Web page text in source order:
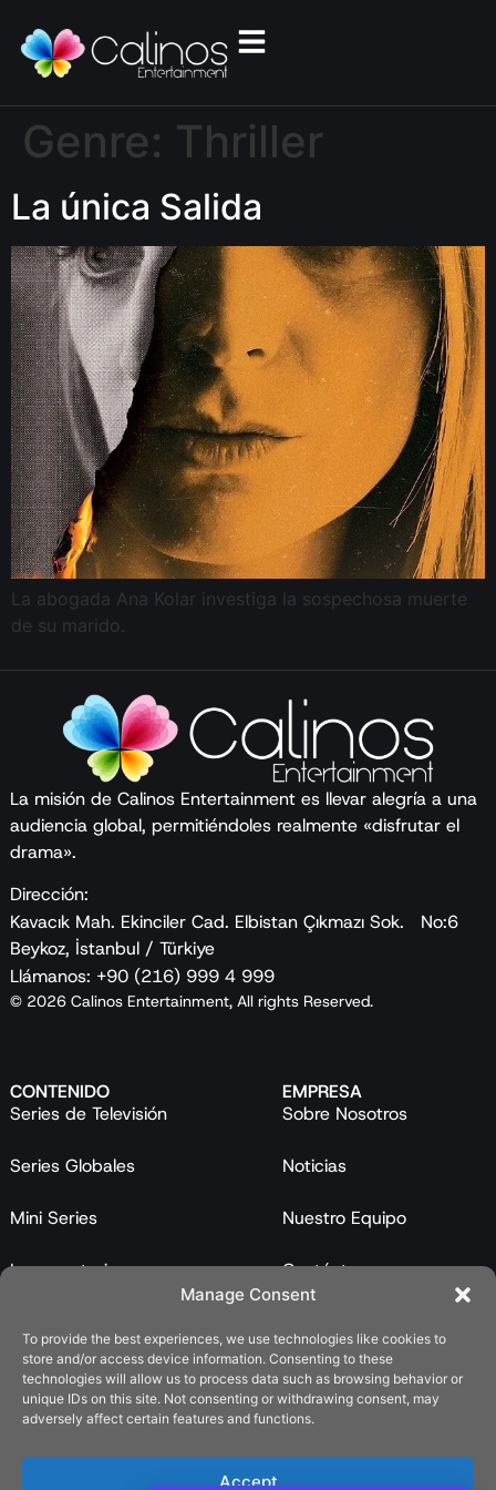
Manage Consent
To provide the best experiences, we use technologies like cookies to
store and/or access device information. Consenting to these
technologies will allow us to process data such as browsing behavior or
unique IDs on this site. Not consenting or withdrawing consent, may
adversely affect certain features and functions.
Accept
Genre: Thriller
La única Salida
La abogada Ana Kolar investiga la sospechosa muerte
de su marido.
La misión de Calinos Entertainment es llevar alegría a una
audiencia global, permitiéndoles realmente «disfrutar el
drama».
Dirección:
Kavacık Mah. Ekinciler Cad. Elbistan Çıkmazı Sok. No:6
Beykoz, İstanbul / Türkiye
Llámanos: +90 (216) 999 4 999
© 2026 Calinos Entertainment, All rights Reserved.
CONTENIDO
Series de Televisión
Series Globales
Mini Series
Largometrajes
Catálogo
EMPRESA
Sobre Nosotros
Noticias
Nuestro Equipo
Contáctanos
LEGAL